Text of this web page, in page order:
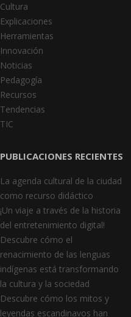
Cultura
Explicaciones
Herramientas
Innovación
Noticias
Pedagogía
Recursos
Tendencias
TIC
PUBLICACIONES RECIENTES
La agenda cultural de la ciudad
como recurso didáctico
¡Un viaje a través de la historia
del entretenimiento digital!
Descubre cómo el
renacimiento de las lenguas
indígenas está transformando
la cultura y la sociedad
Descubre cómo los mitos y
leyendas escandinavos han